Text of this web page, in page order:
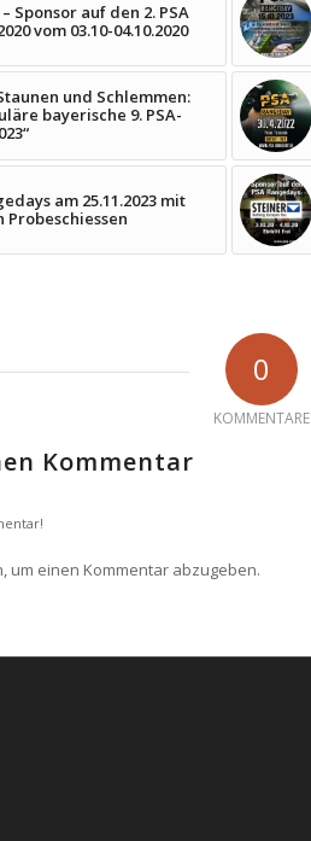
– Sponsor auf den 2. PSA
vom 03.10-04.10.2020
und Schlemmen:
bayerische 9. PSA-
am 25.11.2023 mit
Probeschiessen
0
KOMMENTARE
Kommentar
um einen Kommentar abzugeben.